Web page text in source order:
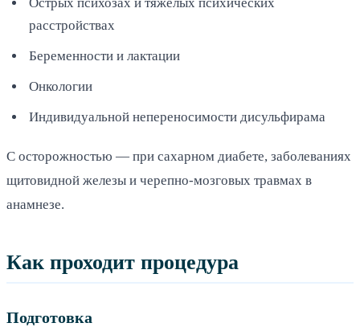
расстройствах
Беременности и лактации
Онкологии
Индивидуальной непереносимости дисульфирама
С осторожностью — при сахарном диабете, заболеваниях
щитовидной железы и черепно-мозговых травмах в
анамнезе.
Как проходит процедура
Подготовка